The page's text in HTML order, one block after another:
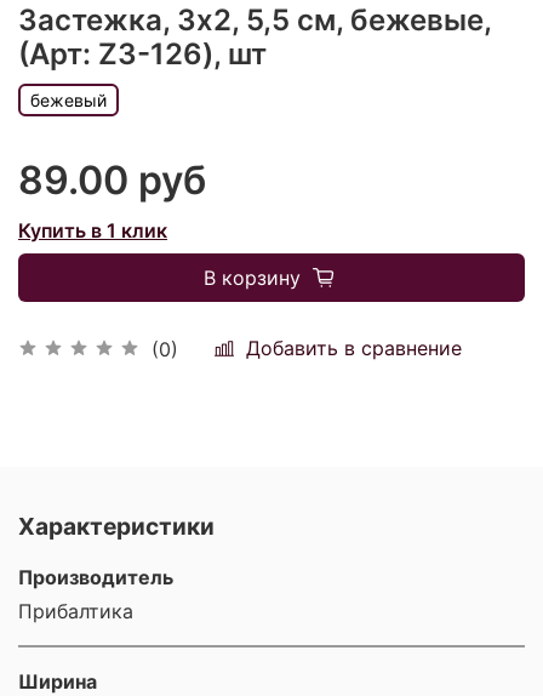
Застежка, 3х2, 5,5 см, бежевые,
(Арт: Z3-126), шт
(0) Добавить в сравнение
бежевый
89.00 руб
Купить в 1 клик
В корзину
Характеристики
Производитель
Прибалтика
Ширина